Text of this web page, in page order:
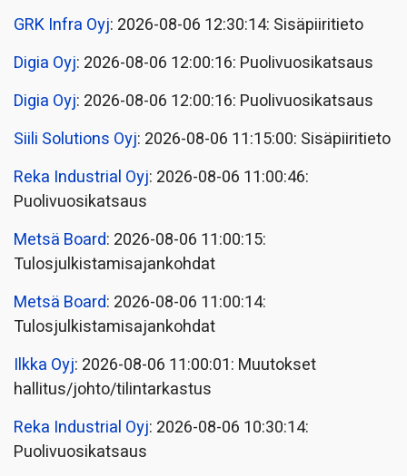
GRK Infra Oyj: 2026-08-06 12:30:14: Sisäpiiritieto
Digia Oyj: 2026-08-06 12:00:16: Puolivuosikatsaus
Digia Oyj: 2026-08-06 12:00:16: Puolivuosikatsaus
Siili Solutions Oyj: 2026-08-06 11:15:00: Sisäpiiritieto
Reka Industrial Oyj: 2026-08-06 11:00:46:
Puolivuosikatsaus
Metsä Board: 2026-08-06 11:00:15:
Tulosjulkistamisajankohdat
Metsä Board: 2026-08-06 11:00:14:
Tulosjulkistamisajankohdat
Ilkka Oyj: 2026-08-06 11:00:01: Muutokset
hallitus/johto/tilintarkastus
Reka Industrial Oyj: 2026-08-06 10:30:14:
Puolivuosikatsaus